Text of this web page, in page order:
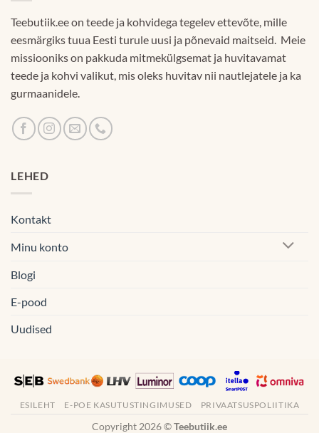
Teebutiik.ee on teede ja kohvidega tegelev ettevõte, mille
eesmärgiks tuua Eesti turule uusi ja põnevaid maitseid. Meie
missiooniks on pakkuda mitmekülgsemat ja huvitavamat
teede ja kohvi valikut, mis oleks huvitav nii nautlejatele ja ka
gurmaanidele.
LEHED
Kontakt
Minu konto
Blogi
E-pood
Uudised
ESILEHT E-POE KASUTUSTINGIMUSED PRIVAATSUSPOLIITIKA
Copyright 2026 ©Teebutiik.ee